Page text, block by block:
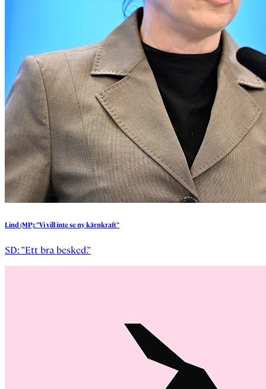
Lind (MP):”Vivillintesenykärnkraft”
SD: ”Ett bra besked.”